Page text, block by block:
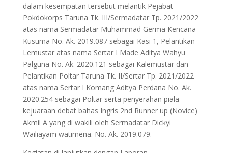
dalam kesempatan tersebut melantik Pejabat
Pokdokorps Taruna Tk. III/Sermadatar Tp. 2021/2022
atas nama Sermadatar Muhammad Germa Kencana
Kusuma No. Ak. 2019.087 sebagai Kasi 1, Pelantikan
Lemustar atas nama Sertar I Made Aditya Wahyu
Palguna No. Ak. 2020.121 sebagai Kalemustar dan
Pelantikan Poltar Taruna Tk. II/Sertar Tp. 2021/2022
atas nama Sertar I Komang Aditya Perdana No. Ak.
2020.254 sebagai Poltar serta penyerahan piala
kejuaraan debat bahas Ingris 2nd Runner up (Novice)
Akmil A yang di wakili oleh Sermadatar Dickyi
Wailiayam watimena. No. Ak. 2019.079.